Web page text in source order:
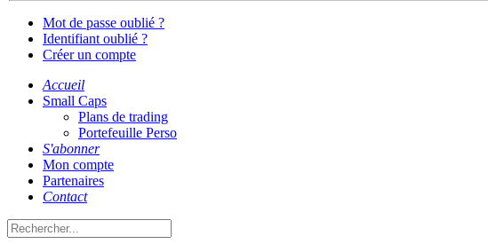
Mot de passe oublié ?
Identifiant oublié ?
Créer un compte
Accueil
Small Caps
Plans de trading
Portefeuille Perso
S'abonner
Mon compte
Partenaires
Contact